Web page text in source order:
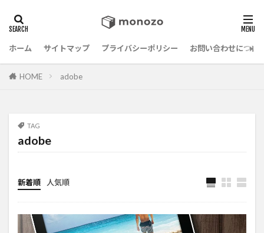
ホーム サイトマップ プライバシーポリシー お問い合わせについ
HOME adobe
TAG
adobe
新着順 人気順